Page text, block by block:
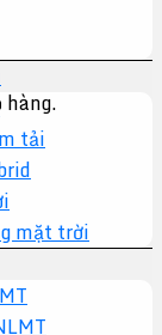
hàng.
tải
mặt trời